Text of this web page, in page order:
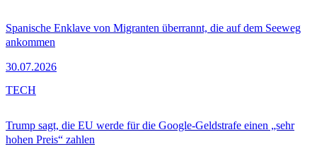
Spanische Enklave von Migranten überrannt, die auf dem Seeweg
ankommen
30.07.2026
Trump sagt, die EU werde für die Google-Geldstrafe einen „sehr
hohen Preis“ zahlen
TECH